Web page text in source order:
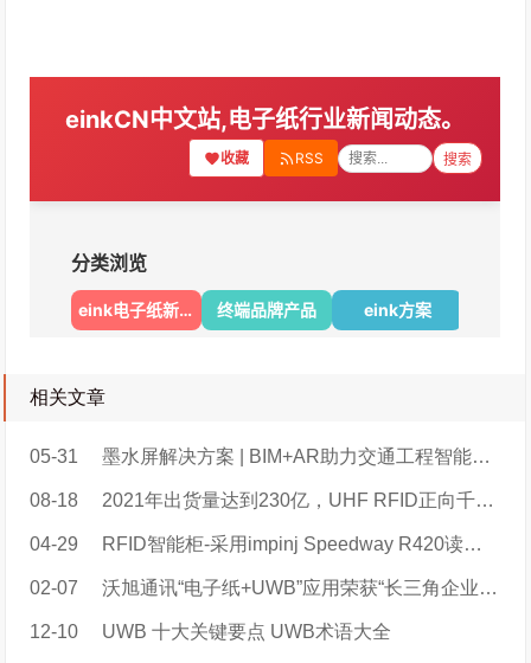
相关文章
05-31 墨水屏解决方案 | BIM+AR助力交通工程智能建造及运维
08-18 2021年出货量达到230亿，UHF RFID正向千亿级量冲击
04-29 RFID智能柜-采用impinj Speedway R420读写器+电子墨水屏+人脸/指纹识别技术
02-07 沃旭通讯“电子纸+UWB”应用荣获“长三角企业数字化转型创新案例”
12-10 UWB 十大关键要点 UWB术语大全